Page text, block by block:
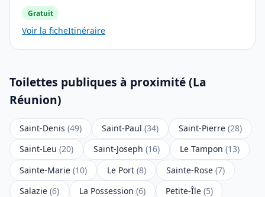
Gratuit
Voir la ficheItinéraire
Toilettes publiques à proximité (La
Réunion)
Saint-Denis (49) Saint-Paul (34) Saint-Pierre (28)
Saint-Leu (20) Saint-Joseph (16) Le Tampon (13)
Sainte-Marie (10) Le Port (8) Sainte-Rose (7)
Salazie (6) La Possession (6) Petite-Île (5)